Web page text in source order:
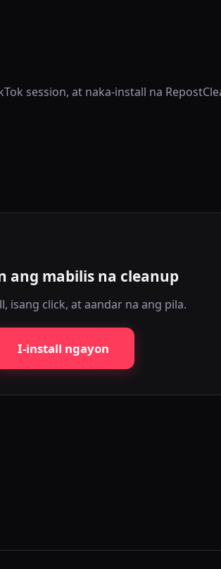
session, at naka-install na
ang mabilis na cleanup
isang click, at aandar na ang pila.
I-install ngayon